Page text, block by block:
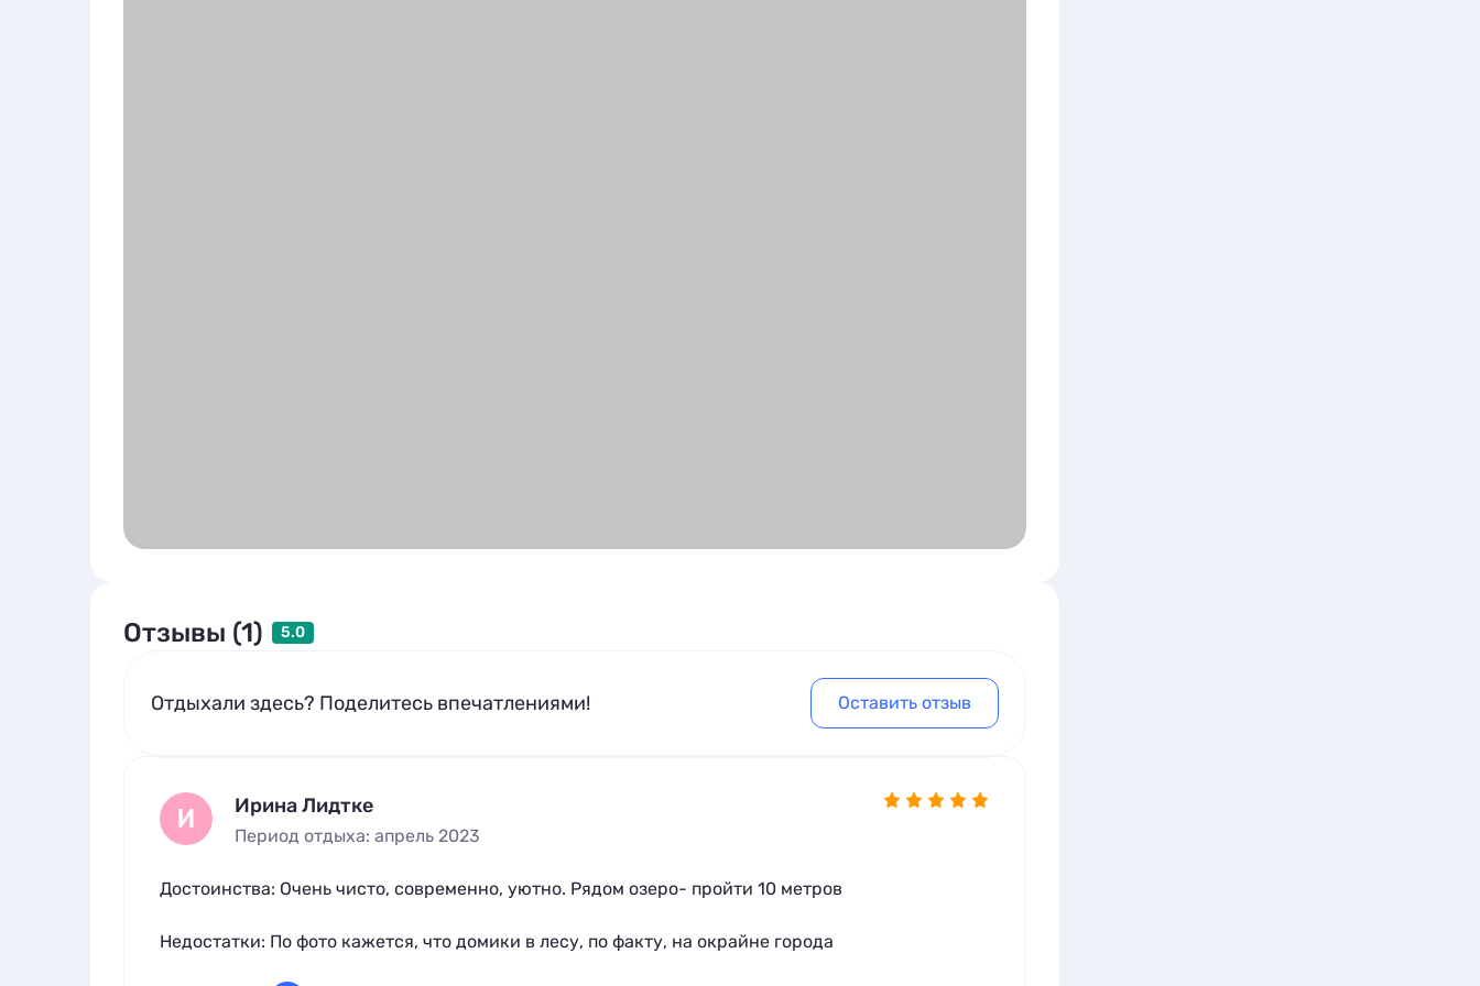
Отзывы (1) 5.0
Отдыхали здесь? Поделитесь впечатлениями! Оставить отзыв
И Ирина Лидтке
Период отдыха: апрель 2023
Достоинства: Очень чисто, современно, уютно. Рядом озеро- пройти 10 метров
Недостатки: По фото кажется, что домики в лесу, по факту, на окрайне города